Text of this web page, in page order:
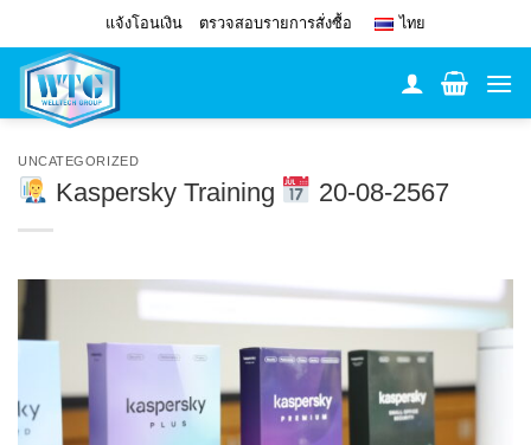
to
content
แจ้งโอนเงิน ตรวจสอบรายการสั่งซื้อ ไทย
UNCATEGORIZED
Kaspersky Training 20-08-2567